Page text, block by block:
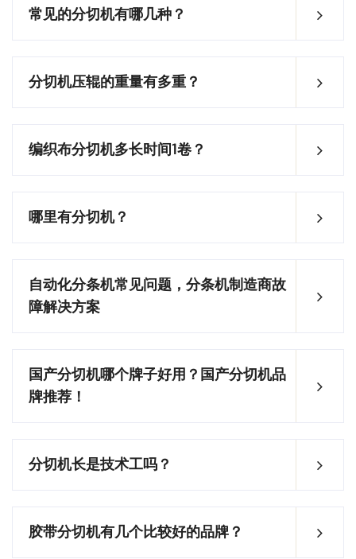
常见的分切机有哪几种？
分切机压辊的重量有多重？
编织布分切机多长时间1卷？
哪里有分切机？
自动化分条机常见问题，分条机制造商故
障解决方案
国产分切机哪个牌子好用？国产分切机品
牌推荐！
分切机长是技术工吗？
胶带分切机有几个比较好的品牌？